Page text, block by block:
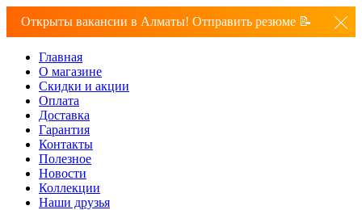
Открыты вакансии в Алматы! Отправить резюме 📝
Главная
О магазине
Скидки и акции
Оплата
Доставка
Гарантия
Контакты
Полезное
Новости
Коллекции
Наши друзья